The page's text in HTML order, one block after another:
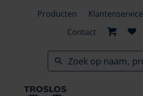
Producten Klantenservice
Contact